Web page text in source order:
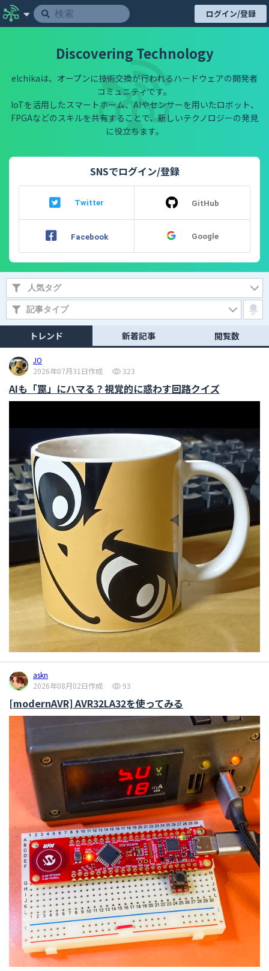
ログイン/登録
Discovering Technology
elchikaは、オープンに技術交換が行われるハードウェアの開発者
コミュニティです。
IoTを活用したスマートホーム、AIやセンサーを用いたロボット、
FPGAなどのスキルを共有することで、新しいテクノロジーの発見
に役立ちます。
SNSでログイン/登録
Twitter GitHub
Facebook Google
トレンド 新着記事 閲覧数
JO
2026年07月31日作成
323
AIも「罠」にハマる？視覚的に惑わす回路クイズ
askn
2026年08月02日作成
93
[modernAVR] AVR32LA32を使ってみる